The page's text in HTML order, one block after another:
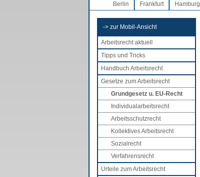
Berlin Frankfurt Hamburg
-> zur Mobil-Ansicht
Arbeitsrecht aktuell
Tipps und Tricks
Handbuch Arbeitsrecht
Gesetze zum Arbeitsrecht
Grundgesetz u. EU-Recht
Individualarbeitsrecht
Arbeitsschutzrecht
Kollektives Arbeitsrecht
Sozialrecht
Verfahrensrecht
Urteile zum Arbeitsrecht